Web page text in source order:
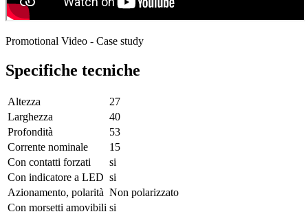
Promotional Video - Case study
Specifiche tecniche
Altezza
27
Larghezza
40
Profondità
53
Corrente nominale
15
Con contatti forzati
si
Con indicatore a LED si
Azionamento, polarità Non polarizzato
Con morsetti amovibili si